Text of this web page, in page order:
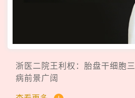
浙医二院王利权：胎盘干细胞
病前景广阔